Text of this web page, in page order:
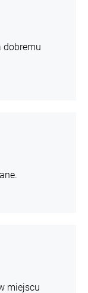
dobremu
miejscu